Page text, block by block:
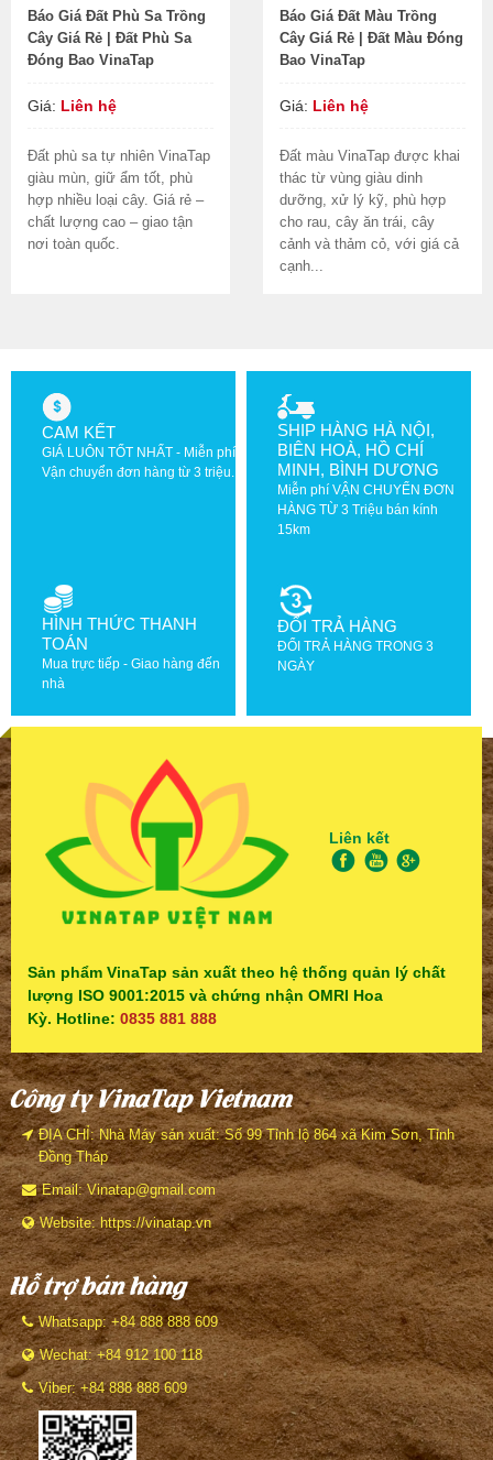
Báo Giá Đất Phù Sa Trồng
Cây Giá Rẻ | Đất Phù Sa
Đóng Bao VinaTap
Giá: Liên hệ
Đất phù sa tự nhiên VinaTap
giàu mùn, giữ ẩm tốt, phù
hợp nhiều loại cây. Giá rẻ –
chất lượng cao – giao tận
nơi toàn quốc.
Báo Giá Đất Màu Trồng
Cây Giá Rẻ | Đất Màu Đóng
Bao VinaTap
Giá: Liên hệ
Đất màu VinaTap được khai
thác từ vùng giàu dinh
dưỡng, xử lý kỹ, phù hợp
cho rau, cây ăn trái, cây
cảnh và thảm cỏ, với giá cả
cạnh...
CAM KẾT
GIÁ LUÔN TỐT NHẤT - Miễn phí
Vận chuyển đơn hàng từ 3 triệu.
SHIP HÀNG HÀ NỘI,
BIÊN HOÀ, HỒ CHÍ
MINH, BÌNH DƯƠNG
Miễn phí VẬN CHUYỂN ĐƠN
HÀNG TỪ 3 Triệu bán kính
15km
HÌNH THỨC THANH
TOÁN
Mua trực tiếp - Giao hàng đến
nhà
ĐỔI TRẢ HÀNG
ĐỔI TRẢ HÀNG TRONG 3
NGÀY
Liên kết
Sản phẩm VinaTap sản xuất theo hệ thống quản lý chất
lượng ISO 9001:2015 và chứng nhận OMRI Hoa
Kỳ. Hotline: 0835 881 888
Công ty VinaTap Vietnam
ĐỊA CHỈ: Nhà Máy sản xuất: Số 99 Tỉnh lộ 864 xã Kim Sơn, Tỉnh
Đồng Tháp
Email: Vinatap@gmail.com
Website: https://vinatap.vn
Hỗ trợ bán hàng
Whatsapp: +84 888 888 609
Wechat: +84 912 100 118
Viber: +84 888 888 609